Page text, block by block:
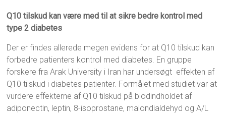
Q10 tilskud kan være med til at sikre bedre kontrol med
type 2 diabetes
Der er findes allerede megen evidens for at Q10 tilskud kan
forbedre patienters kontrol med diabetes. En gruppe
forskere fra Arak University i Iran har undersøgt effekten af
Q10 tilskud i diabetes patienter. Formålet med studiet var at
vurdere effekterne af Q10 tilskud på blodindholdet af
adiponectin, leptin, 8-isoprostane, malondialdehyd og A/L